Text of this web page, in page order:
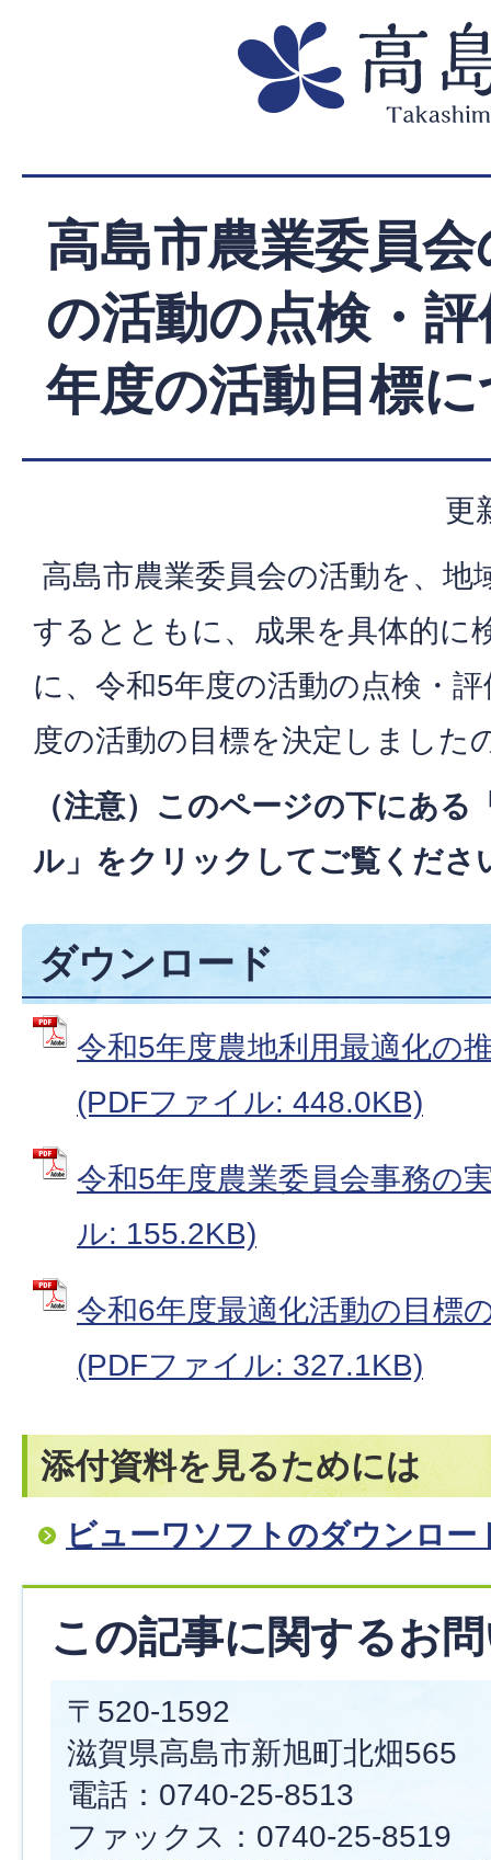
高島市農業委員
の活動の点検・
年度の活動目標
更
高島市農業委員会の活動を、地
するとともに、成果を具体的に
に、令和5年度の活動の点検・
度の活動の目標を決定しました
（注意）このページの下にあ
ル」をクリックしてご覧くださ
ダウンロード
令和5年度農地利用最適化の
(PDFファイル: 448.0KB)
令和5年度農業委員会事務の
ル: 155.2KB)
令和6年度最適化活動の目標
(PDFファイル: 327.1KB)
添付資料を見るためには
ビューワソフトのダウンロー
この記事に関するお
〒520-1592
滋賀県高島市新旭町北畑565
電話：0740-25-8513
ファックス：0740-25-8519